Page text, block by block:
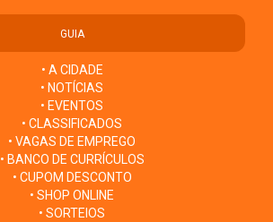
GUIA
• A CIDADE
• NOTÍCIAS
• EVENTOS
• CLASSIFICADOS
• VAGAS DE EMPREGO
• BANCO DE CURRÍCULOS
• CUPOM DESCONTO
• SHOP ONLINE
• SORTEIOS